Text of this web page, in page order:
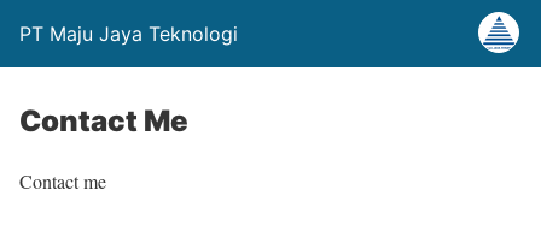
PT Maju Jaya Teknologi
Contact Me
Contact me